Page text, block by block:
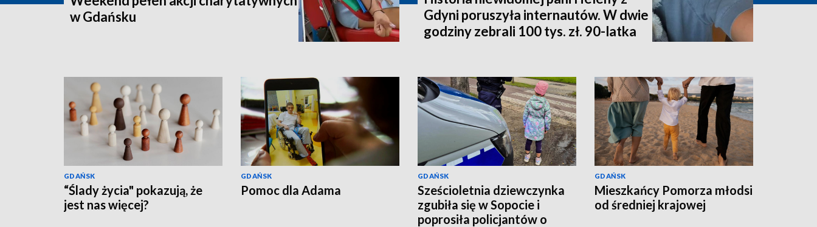
w Gdańsku
Gdyni poruszyła internautów. W dwie
godziny zebrali 100 tys. zł. 90-latka
GDAŃSK
“Ślady życia" pokazują, że
jest nas więcej?
GDAŃSK
Pomoc dla Adama
GDAŃSK
Sześcioletnia dziewczynka
zgubiła się w Sopocie i
poprosiła policjantów o
GDAŃSK
Mieszkańcy Pomorza młodsi
od średniej krajowej